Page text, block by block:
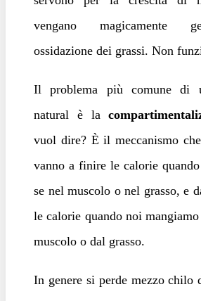
vengano magicamente
ossidazione dei grassi. Non
Il problema più comune di
natural è la
vuol dire? È il meccanismo
vanno a finire le calorie
se nel muscolo o nel grasso, e
le calorie quando noi
muscolo o dal grasso.
In genere si perde mezzo chilo